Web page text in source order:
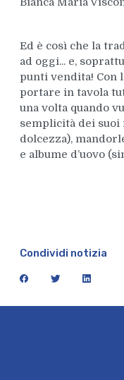
Ed è così che la
ad oggi... e,
punti vendita! Con
portare in tavola
una volta quando
semplicità dei
dolcezza),
e albume d’uovo
Condividi notizia
facebook twitter linkedin